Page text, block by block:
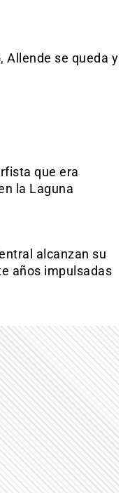
Allende se queda y
que era
la Laguna
alcanzan su
años impulsadas